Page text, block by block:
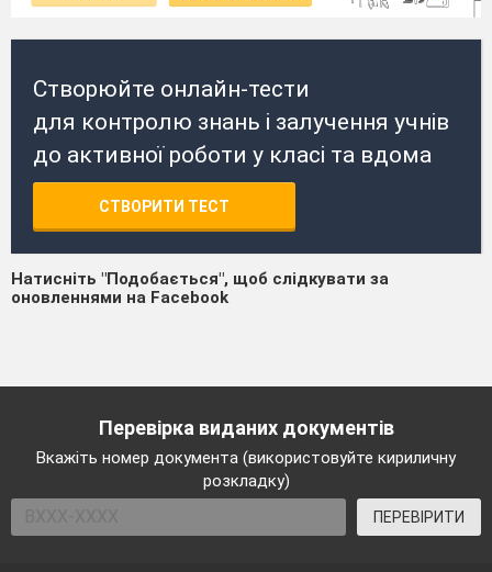
Створюйте онлайн-тести
для контролю знань і залучення учнів
до активної роботи у класі та вдома
СТВОРИТИ ТЕСТ
Натисніть "Подобається", щоб слідкувати за
оновленнями на Facebook
Перевірка виданих документів
Вкажіть номер документа (використовуйте кириличну
розкладку)
ПЕРЕВІРИТИ